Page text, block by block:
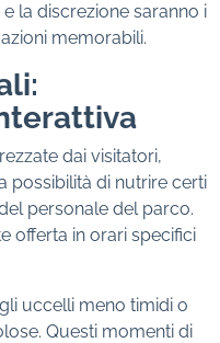
la discrezione saranno i
memorabili.
dai visitatori,
possibilità di nutrire certi
personale del parco.
offerta in orari specifici
uccelli meno timidi o
Questi momenti di